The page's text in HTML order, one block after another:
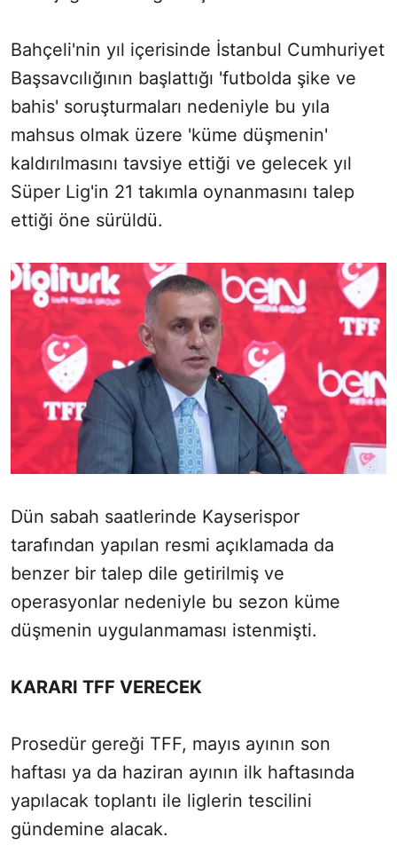
Bahçeli'nin yıl içerisinde İstanbul Cumhuriyet
Başsavcılığının başlattığı 'futbolda şike ve
bahis' soruşturmaları nedeniyle bu yıla
mahsus olmak üzere 'küme düşmenin'
kaldırılmasını tavsiye ettiği ve gelecek yıl
Süper Lig'in 21 takımla oynanmasını talep
ettiği öne sürüldü.
Dün sabah saatlerinde Kayserispor
tarafından yapılan resmi açıklamada da
benzer bir talep dile getirilmiş ve
operasyonlar nedeniyle bu sezon küme
düşmenin uygulanmaması istenmişti.
KARARI TFF VERECEK
Prosedür gereği TFF, mayıs ayının son
haftası ya da haziran ayının ilk haftasında
yapılacak toplantı ile liglerin tescilini
gündemine alacak.